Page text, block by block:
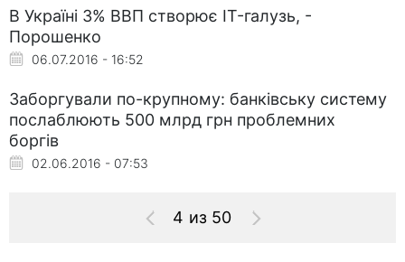
В Україні 3% ВВП створює IT-галузь, -
Порошенко
06.07.2016 - 16:52
Заборгували по-крупному: банківську систему
послаблюють 500 млрд грн проблемних
боргів
02.06.2016 - 07:53
4 из 50